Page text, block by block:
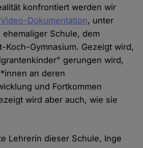
konfrontiert werden wir
Dokumentation, unter
Schule, dem
Koch-Gymnasium. Gezeigt wird,
gerungen wird,
an deren
und Fortkommen
wird aber auch, wie sie
Lehrerin dieser Schule, Inge